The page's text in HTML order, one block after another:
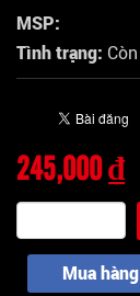
MSP:
Tình trạng:
245,000 ₫
Mua